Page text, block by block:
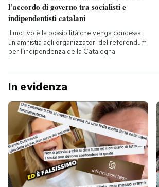
l’accordo di governo tra socialisti e
indipendentisti catalani
Il motivo è la possibilità che venga concessa
un'amnistia agli organizzatori del referendum
per l’indipendenza della Catalogna
In evidenza